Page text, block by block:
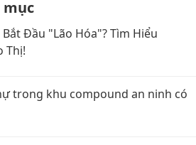
mục
Đầu "Lão Hóa"? Tìm Hiểu
Thị!
trong khu compound an ninh có